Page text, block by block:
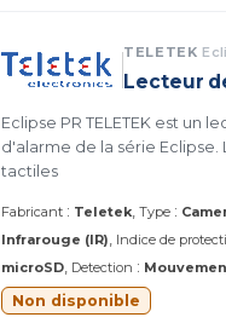
TELETEK
Lecteur
Eclipse PR TELETEK est un
d'alarme de la série Eclipse. Lecteur de proximité avec
tactiles
Fabricant : Teletek Type :
Infrarouge (IR) Indice de
microSD Detection :
Non disponible